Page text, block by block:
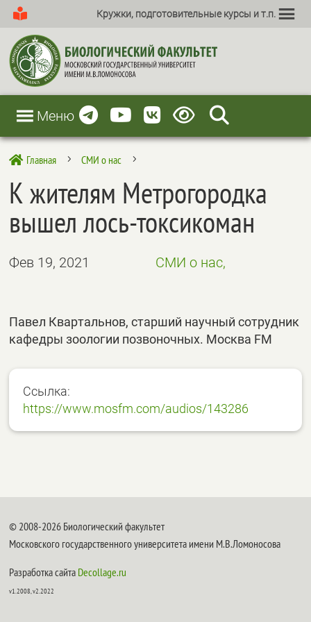
Кружки, подготовительные курсы и т.п.
Меню
 Главная 5 СМИ о нас 5
К жителям Метрогородка
вышел лось-токсикоман
Фев 19, 2021 СМИ о нас,
Павел Квартальнов, старший научный сотрудник
кафедры зоологии позвоночных. Москва FM
Ссылка:
https://www.mosfm.com/audios/143286
© 2008-2026 Биологический факультет
Московского государственного университета имени М.В.Ломоносова
Разработка сайта Decollage.ru
v1.2008, v2.2022